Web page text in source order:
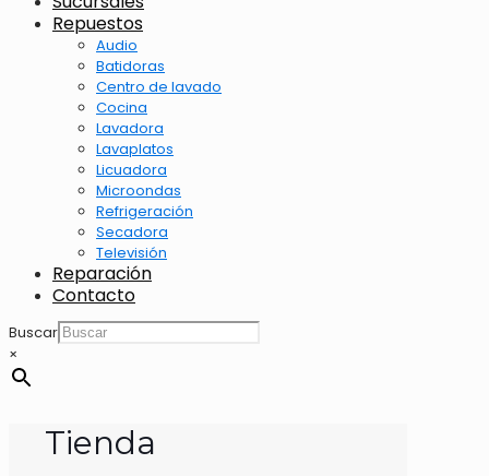
Repuestos
Audio
Batidoras
Centro de lavado
Cocina
Lavadora
Lavaplatos
Licuadora
Microondas
Refrigeración
Secadora
Televisión
Reparación
Contacto
Buscar
×
Tienda